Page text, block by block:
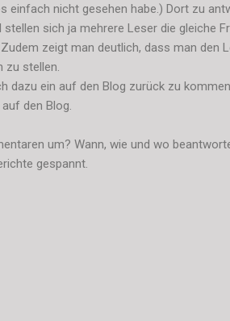
einfach nicht gesehen habe.) Dort zu
sich ja mehrere Leser die gleiche
zeigt man deutlich, dass man den
zu stellen.
dazu ein auf den Blog zurück zu
den Blog.
um? Wann, wie und wo
gespannt.